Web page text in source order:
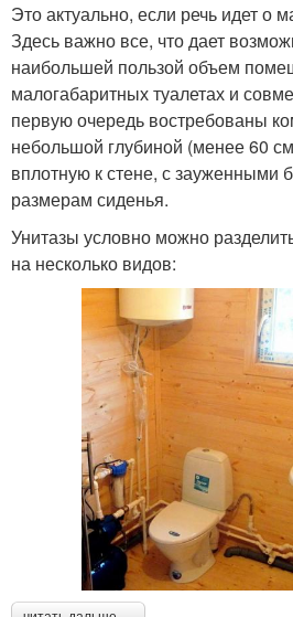
Это актуально, если речь идет о
Здесь важно все, что дает
наибольшей пользой объем
малогабаритных туалетах и
первую очередь востребованы
небольшой глубиной (менее 60
вплотную к стене, с зауженными
размерам сиденья.
Унитазы условно можно
на несколько видов: